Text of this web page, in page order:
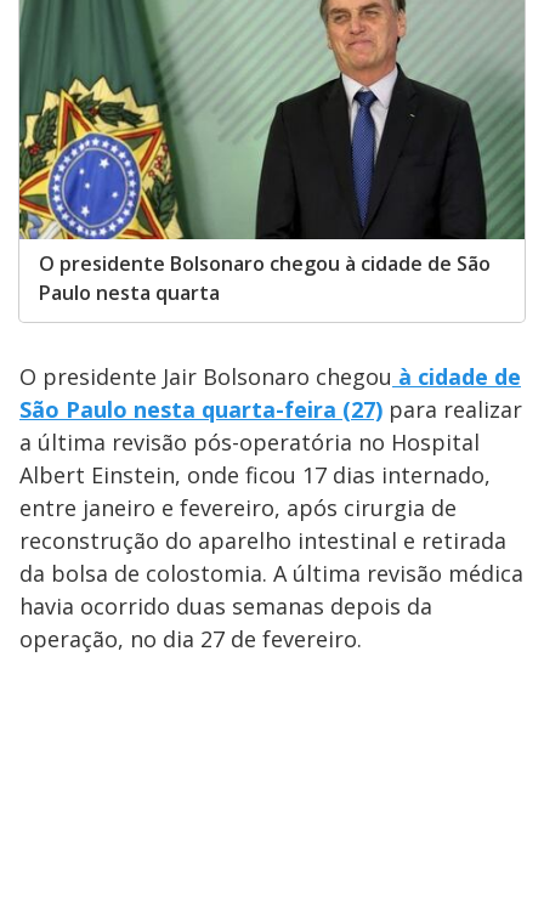
O presidente Bolsonaro chegou à cidade de São
Paulo nesta quarta
O presidente Jair Bolsonaro chegou à cidade de
São Paulo nesta quarta-feira (27) para realizar
a última revisão pós-operatória no Hospital
Albert Einstein, onde ficou 17 dias internado,
entre janeiro e fevereiro, após cirurgia de
reconstrução do aparelho intestinal e retirada
da bolsa de colostomia. A última revisão médica
havia ocorrido duas semanas depois da
operação, no dia 27 de fevereiro.